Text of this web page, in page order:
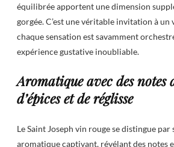
équilibrée apportent une dimension
gorgée. C’est une véritable invitation à un
chaque sensation est savamment
expérience gustative inoubliable.
Aromatique avec des notes
d’épices et de réglisse
Le Saint Joseph vin rouge se distingue par
aromatique captivant, révélant des notes